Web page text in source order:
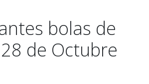
bolas de
de Octubre